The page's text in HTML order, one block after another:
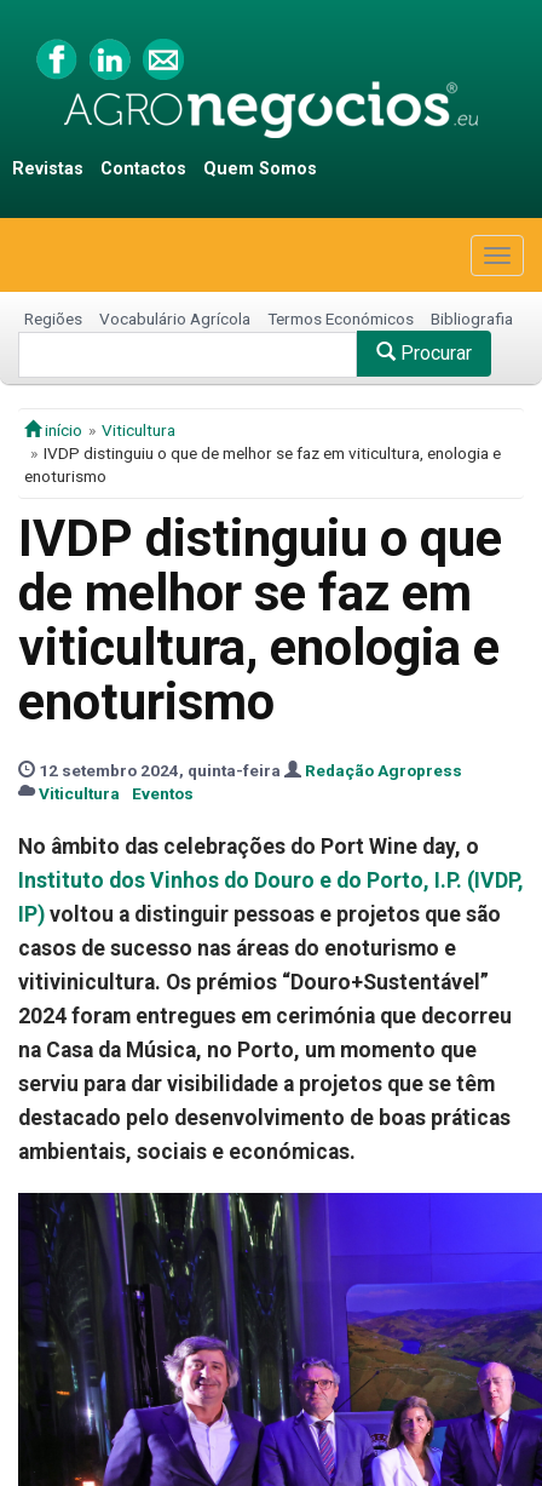
Revistas Contactos Quem Somos
Regiões Vocabulário Agrícola Termos Económicos Bibliografia
Procurar
início
Viticultura
IVDP distinguiu o que de melhor se faz em viticultura, enologia e
enoturismo
IVDP distinguiu o que
de melhor se faz em
viticultura, enologia e
enoturismo
12 setembro 2024, quinta-feira
Redação Agropress
Viticultura
Eventos
No âmbito das celebrações do Port Wine day, o
Instituto dos Vinhos do Douro e do Porto, I.P. (IVDP,
IP) voltou a distinguir pessoas e projetos que são
casos de sucesso nas áreas do enoturismo e
vitivinicultura. Os prémios “Douro+Sustentável”
2024 foram entregues em cerimónia que decorreu
na Casa da Música, no Porto, um momento que
serviu para dar visibilidade a projetos que se têm
destacado pelo desenvolvimento de boas práticas
ambientais, sociais e económicas.